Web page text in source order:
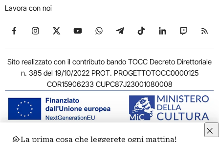
Lavora con noi
Seguici su Facebook
Seguici su Instagram
Seguici su X
Seguici su YouTube
Seguici su WhatsApp
Seguici su Telegram
Seguici su TikTok
Seguici su
Seguici
Sito realizzato con il contributo bando TOCC Decreto Direttoriale
n. 385 del 19/10/2022 PROT. PROGETTOTOCC0000125
COR15906233 CUPC87J23001080008
La prima cosa che leggerete ogni mattina!